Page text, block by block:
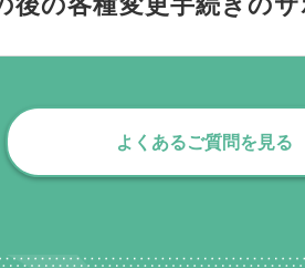
よくあるご質問を見る